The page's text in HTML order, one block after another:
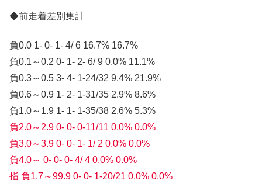
◆前走着差別集計
負0.0 1- 0- 1- 4/ 6 16.7% 16.7%
負0.1～0.2 0- 1- 2- 6/ 9 0.0% 11.1%
負0.3～0.5 3- 4- 1-24/32 9.4% 21.9%
負0.6～0.9 1- 2- 1-31/35 2.9% 8.6%
負1.0～1.9 1- 1- 1-35/38 2.6% 5.3%
負2.0～2.9 0- 0- 0-11/11 0.0% 0.0%
負3.0～3.9 0- 0- 1- 1/ 2 0.0% 0.0%
負4.0～ 0- 0- 0- 4/ 4 0.0% 0.0%
指 負1.7～99.9 0- 0- 1-20/21 0.0% 0.0%